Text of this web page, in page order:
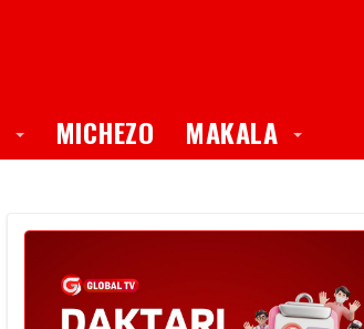
Toggle Dropdown
MICHEZO MAKALA